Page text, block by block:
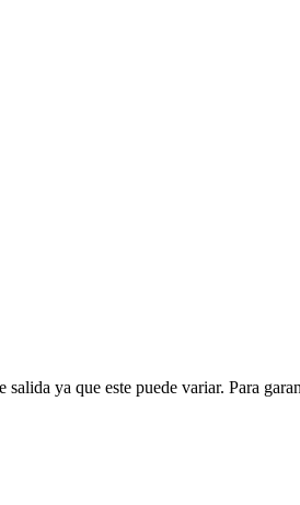
ya que este puede variar. Para